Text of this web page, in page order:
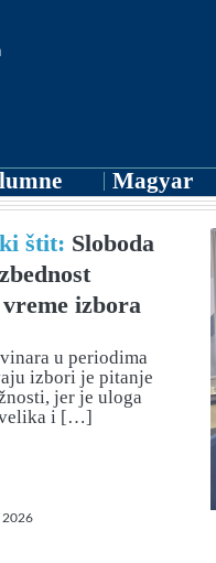
Magyar
štit: Sloboda
izbora
u periodima
izbori je pitanje
jer je uloga
velika i […]
2026